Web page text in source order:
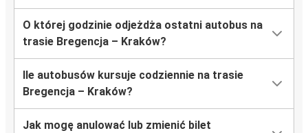
O której godzinie odjeżdża ostatni autobus na
trasie Bregencja – Kraków?
Ile autobusów kursuje codziennie na trasie
Bregencja – Kraków?
Jak mogę anulować lub zmienić bilet